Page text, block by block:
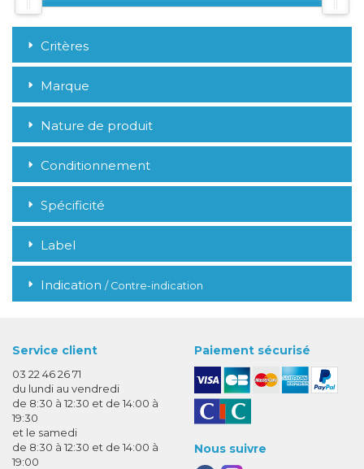
Critères
Marque
Nature de produit
Conditionnement
Spécificité
Label
Indication / Contre-indication
Service client
03 22 46 26 71
du lundi au vendredi
de 8:30 à 12:30 et de 14:00 à
19:30
et le samedi
de 8:30 à 12:30 et de 14:00 à
19:00
Paiement sécurisé
Nous suivre